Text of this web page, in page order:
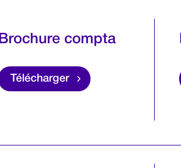
Brochure compta
Télécharger